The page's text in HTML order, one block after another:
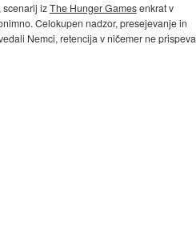
scenarij izThe Hunger Gamesenkrat v
Celokupen nadzor, presejevanje in
Nemci, retencija v ničemer ne prispeva